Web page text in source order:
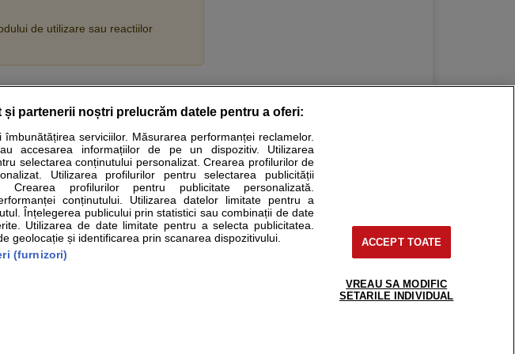
de utilizare sau reactiilor
au scop informativ si educational. Ele nu pot substitui consultul medical direct si
primita pe sfatulmedicului.ro sa consultati fie medicul Dvs., fie unul dintre medicii pe care
Parteneri
Inscriere clinica
Pentru pacient
support@sfatulmedicului.ro
0374 109 268
și partenerii noștri prelucrăm datele pentru a oferi:
îmbunătățirea serviciilor. Măsurarea performanței reclamelor.
accesarea informațiilor de pe un dispozitiv. Utilizarea
selectarea conținutului personalizat. Crearea profilurilor de
Utilizarea profilurilor pentru selectarea publicității
Crearea profilurilor pentru publicitate personalizată.
conținutului. Utilizarea datelor limitate pentru a
Înțelegerea publicului prin statistici sau combinații de date
Utilizarea de date limitate pentru a selecta publicitatea.
geolocație și identificarea prin scanarea dispozitivului.
(furnizori)
ACCEPT TOATE
VREAU SA MODIFIC
SETARILE INDIVIDUAL